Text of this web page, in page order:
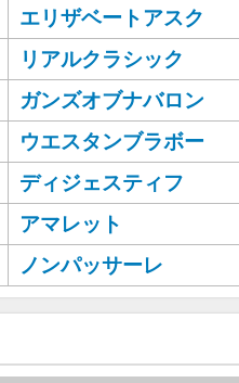
エリザベートアスク
リアルクラシック
ガンズオブナバロン
ウエスタンブラボー
ディジェスティフ
アマレット
ノンパッサーレ